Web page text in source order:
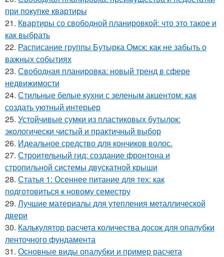
при покупке квартиры
21. Квартиры со свободной планировкой: что это такое и
как выбрать
22. Расписание группы Бутырка Омск: как не забыть о
важных событиях
23. Свободная планировка: новый тренд в сфере
недвижимости
24. Стильные белые кухни с зеленым акцентом: как
создать уютный интерьер
25. Устойчивые сумки из пластиковых бутылок:
экологически чистый и практичный выбор
26. Идеальное средство для кончиков волос.
27. Строительный гид: создание фронтона и
стропильной системы двускатной крыши
28. Статья 1: Осеннее питание для тех: как
подготовиться к новому семестру
29. Лучшие материалы для утепления металлической
двери
30. Калькулятор расчета количества досок для опалубки
ленточного фундамента
31. Основные виды опалубки и пример расчета